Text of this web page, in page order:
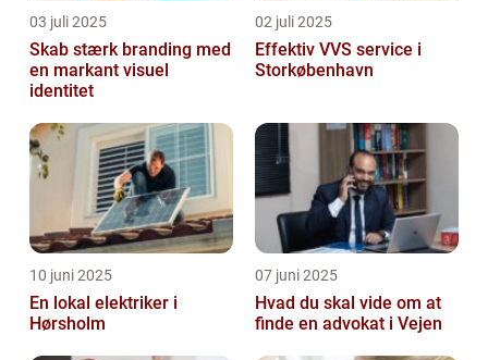
03 juli 2025
Skab stærk branding med
en markant visuel
identitet
02 juli 2025
Effektiv VVS service i
Storkøbenhavn
10 juni 2025
En lokal elektriker i
Hørsholm
07 juni 2025
Hvad du skal vide om at
finde en advokat i Vejen